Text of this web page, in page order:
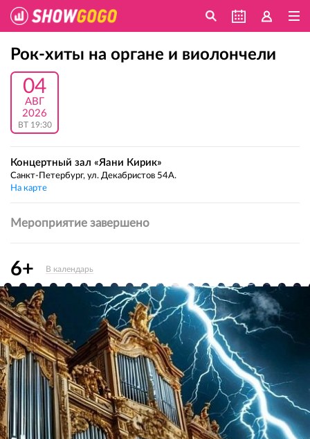
Рок-хиты на органе и виолончели
04
АВГ
2026
ВТ 19:30
Концертный зал «Яани Кирик»
Санкт-Петербург, ул. Декабристов 54А.
На карте
Мероприятие завершено
6+ В календарь